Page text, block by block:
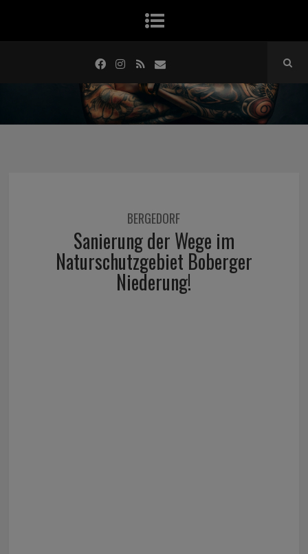
BERGEDORF
Sanierung der Wege im
Naturschutzgebiet Boberger
Niederung!